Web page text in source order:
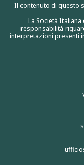
Il contenuto di questo
La Società Italiana
responsabilità
interpretazioni presenti